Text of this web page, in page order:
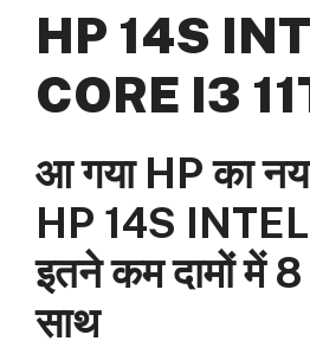
HP 14S
CORE I3
आ गया HP का
HP 14S
इतने कम दामों में
साथ